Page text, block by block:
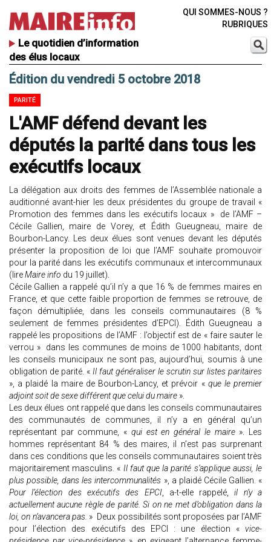
Le quotidien d’information
des élus locaux
QUI SOMMES-NOUS ?
RUBRIQUES
Édition du vendredi 5 octobre 2018
PARITÉ
L'AMF défend devant les
députés la parité dans tous les
exécutifs locaux
La délégation aux droits des femmes de l’Assemblée nationale a
auditionné avant-hier les deux présidentes du groupe de travail «
Promotion des femmes dans les exécutifs locaux » de l’AMF –
Cécile Gallien, maire de Vorey, et Édith Gueugneau, maire de
Bourbon-Lancy. Les deux élues sont venues devant les députés
présenter la proposition de loi que l’AMF souhaite promouvoir
pour la parité dans les exécutifs communaux et intercommunaux
(lireMaire info du 19 juillet).
Cécile Gallien a rappelé qu’il n’y a que 16 % de femmes maires en
France, et que cette faible proportion de femmes se retrouve, de
façon démultipliée, dans les conseils communautaires (8 %
seulement de femmes présidentes d’EPCI). Édith Gueugneau a
rappelé les propositions de l’AMF : l’objectif est de « faire sauter le
verrou » dans les communes de moins de 1000 habitants, dont
les conseils municipaux ne sont pas, aujourd’hui, soumis à une
obligation de parité. « Il faut généraliser le scrutin sur listes paritaires
», a plaidé la maire de Bourbon-Lancy, et prévoir «que le premier
adjoint soit de sexe différent que celui du maire ».
Les deux élues ont rappelé que dans les conseils communautaires
des communautés de communes, il n’y a en général qu’un
représentant par commune, « qui est en général le maire». Les
hommes représentant 84 % des maires, il n’est pas surprenant
dans ces conditions que les conseils communautaires soient très
majoritairement masculins. « Il faut que la parité s’applique aussi, le
plus possible, dans les intercommunalités », a plaidé Cécile Gallien. «
Pour l’élection des exécutifs des EPCI, a-t-elle rappelé, il n’y a
actuellement aucune règle de parité. Si on ne met d’obligation dans la
loi, on n’avancera pas. » Deux possibilités sont proposées par l’AMF
pour l’élection des exécutifs des EPCI : une élection « vice-